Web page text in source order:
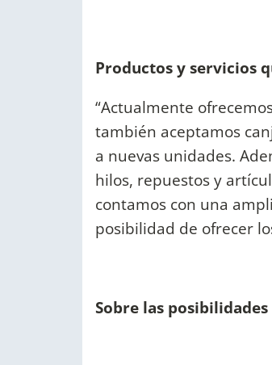
Productos y servicios
“Actualmente
también aceptamos
a nuevas unidades.
hilos, repuestos y
contamos con una
posibilidad de ofrecer
Sobre las